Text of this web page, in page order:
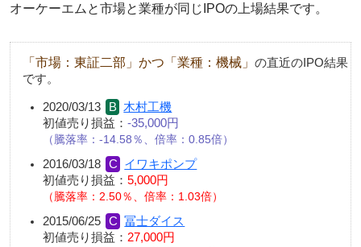
オーケーエムと市場と業種が同じIPOの上場結果です。
「市場：東証二部」かつ「業種：機械」 の直近のIPO結果
です。
2020/03/13
木村工機
初値売り損益： -35,000円
騰落率：-14.58％、倍率：0.85倍
2016/03/18
イワキポンプ
初値売り損益： 5,000円
騰落率：2.50％、倍率：1.03倍
2015/06/25
冨士ダイス
初値売り損益： 27,000円